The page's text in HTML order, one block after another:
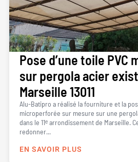
Pose d’une toile PVC
sur pergola acier
Marseille 13011
Alu-Batipro a réalisé la fourniture et la
microperforée sur mesure sur une
dans le 11ᵉ arrondissement de Marseille.
redonner...
EN SAVOIR PLUS